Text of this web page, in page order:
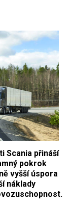
Scania přináší
pokrok
vyšší úspora
náklady